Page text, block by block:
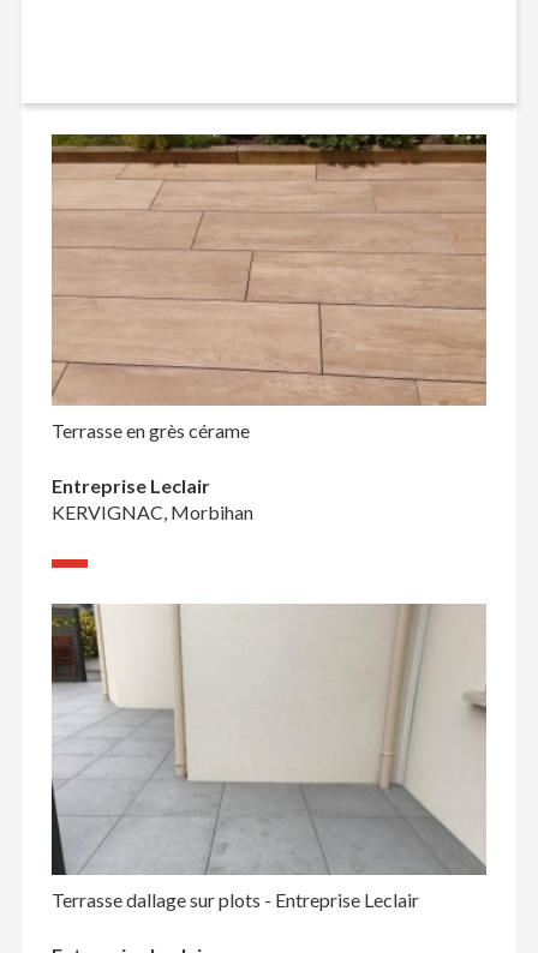
Terrasse en grès cérame
Entreprise Leclair
KERVIGNAC, Morbihan
Terrasse dallage sur plots - Entreprise Leclair